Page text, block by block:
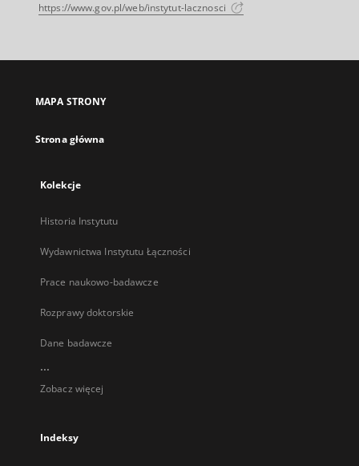
https://www.gov.pl/web/instytut-lacznosci
MAPA STRONY
Strona główna
Kolekcje
Historia Instytutu
Wydawnictwa Instytutu Łączności
Prace naukowo-badawcze
Rozprawy doktorskie
Dane badawcze
...
Zobacz więcej
Indeksy